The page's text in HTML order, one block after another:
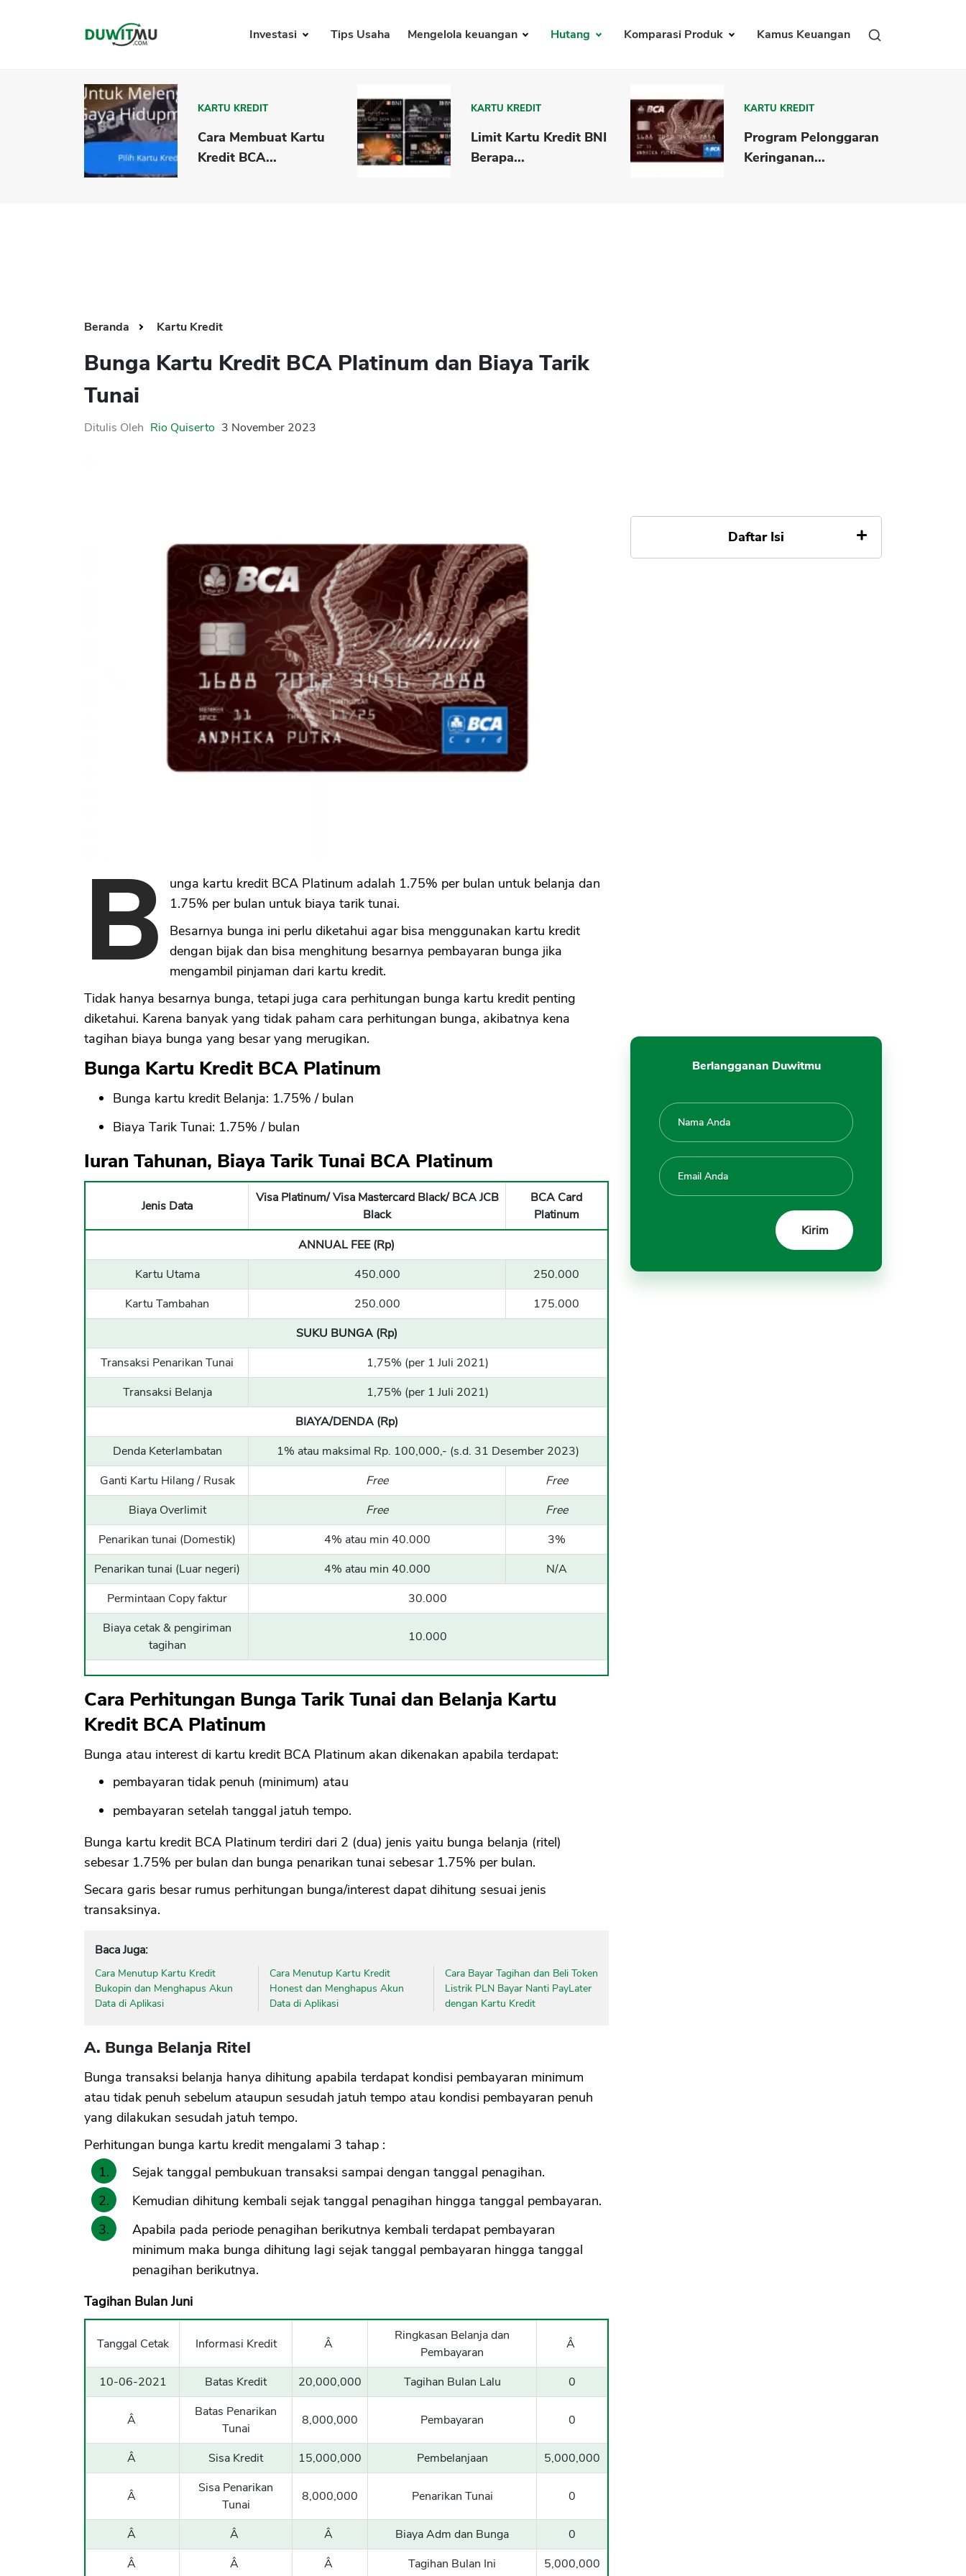
Investasi Tips Usaha Mengelola keuangan Hutang Komparasi Produk Kamus Keuangan
KARTU KREDIT
Cara Membuat Kartu
Kredit BCA...
KARTU KREDIT
Limit Kartu Kredit BNI
Berapa...
KARTU KREDIT
Program Pelonggaran
Keringanan...
Beranda Kartu Kredit
Bunga Kartu Kredit BCA Platinum dan Biaya Tarik
Tunai
Ditulis Oleh Rio Quiserto 3 November 2023
B
unga kartu kredit BCA Platinum adalah 1.75% per bulan untuk belanja dan
1.75% per bulan untuk biaya tarik tunai.
Besarnya bunga ini perlu diketahui agar bisa menggunakan kartu kredit
dengan bijak dan bisa menghitung besarnya pembayaran bunga jika
mengambil pinjaman dari kartu kredit.
Tidak hanya besarnya bunga, tetapi juga cara perhitungan bunga kartu kredit penting
diketahui. Karena banyak yang tidak paham cara perhitungan bunga, akibatnya kena
tagihan biaya bunga yang besar yang merugikan.
Bunga Kartu Kredit BCA Platinum
Bunga kartu kredit Belanja: 1.75% / bulan
Biaya Tarik Tunai: 1.75% / bulan
Iuran Tahunan, Biaya Tarik Tunai BCA Platinum
Jenis Data
Visa Platinum/ Visa Mastercard Black/ BCA JCB
Black
BCA Card
Platinum
ANNUAL FEE (Rp)
Kartu Utama
450.000
250.000
Kartu Tambahan
250.000
175.000
SUKU BUNGA (Rp)
Transaksi Penarikan Tunai
1,75% (per 1 Juli 2021)
Transaksi Belanja
1,75% (per 1 Juli 2021)
BIAYA/DENDA (Rp)
Denda Keterlambatan
1% atau maksimal Rp. 100,000,- (s.d. 31 Desember 2023)
Ganti Kartu Hilang / Rusak
Free
Free
Biaya Overlimit
Free
Free
Penarikan tunai (Domestik)
4% atau min 40.000
3%
Penarikan tunai (Luar negeri)
4% atau min 40.000
N/A
Permintaan Copy faktur
30.000
Biaya cetak & pengiriman
tagihan
10.000
Cara Perhitungan Bunga Tarik Tunai dan Belanja Kartu
Kredit BCA Platinum
Bunga atau interest di kartu kredit BCA Platinum akan dikenakan apabila terdapat:
pembayaran tidak penuh (minimum) atau
pembayaran setelah tanggal jatuh tempo.
Bunga kartu kredit BCA Platinum terdiri dari 2 (dua) jenis yaitu bunga belanja (ritel)
sebesar 1.75% per bulan dan bunga penarikan tunai sebesar 1.75% per bulan.
Secara garis besar rumus perhitungan bunga/interest dapat dihitung sesuai jenis
transaksinya.
Baca Juga:
Cara Menutup Kartu Kredit
Bukopin dan Menghapus Akun
Data di Aplikasi
Cara Menutup Kartu Kredit
Honest dan Menghapus Akun
Data di Aplikasi
Cara Bayar Tagihan dan Beli Token
Listrik PLN Bayar Nanti PayLater
dengan Kartu Kredit
A. Bunga Belanja Ritel
Bunga transaksi belanja hanya dihitung apabila terdapat kondisi pembayaran minimum
atau tidak penuh sebelum ataupun sesudah jatuh tempo atau kondisi pembayaran penuh
yang dilakukan sesudah jatuh tempo.
Perhitungan bunga kartu kredit mengalami 3 tahap :
Sejak tanggal pembukuan transaksi sampai dengan tanggal penagihan.
Kemudian dihitung kembali sejak tanggal penagihan hingga tanggal pembayaran.
Apabila pada periode penagihan berikutnya kembali terdapat pembayaran
minimum maka bunga dihitung lagi sejak tanggal pembayaran hingga tanggal
penagihan berikutnya.
Tagihan Bulan Juni
Tanggal Cetak Informasi Kredit Â
Ringkasan Belanja dan
Pembayaran
Â
10-06-2021 Batas Kredit 20,000,000 Tagihan Bulan Lalu 0
Â
Batas Penarikan
Tunai
8,000,000 Pembayaran 0
Â Sisa Kredit 15,000,000 Pembelanjaan 5,000,000
Â
Sisa Penarikan
Tunai
8,000,000 Penarikan Tunai 0
Â Â Â Biaya Adm dan Bunga
0
Â
Â Â Tagihan Bulan Ini 5,000,000
Daftar Isi
Berlangganan Duwitmu